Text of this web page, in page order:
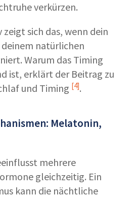
verkürzen.
sich das, wenn dein
natürlichen
Warum das Timing
ist, erklärt der Beitrag zu
und Timing [4].
Melatonin,
mehrere
gleichzeitig. Ein
kann die nächtliche